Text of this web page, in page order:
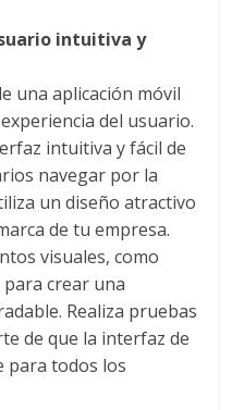
intuitiva y
una aplicación móvil
del usuario.
intuitiva y fácil de
navegar por la
un diseño atractivo
de tu empresa.
visuales, como
crear una
Realiza pruebas
de que la interfaz de
para todos los